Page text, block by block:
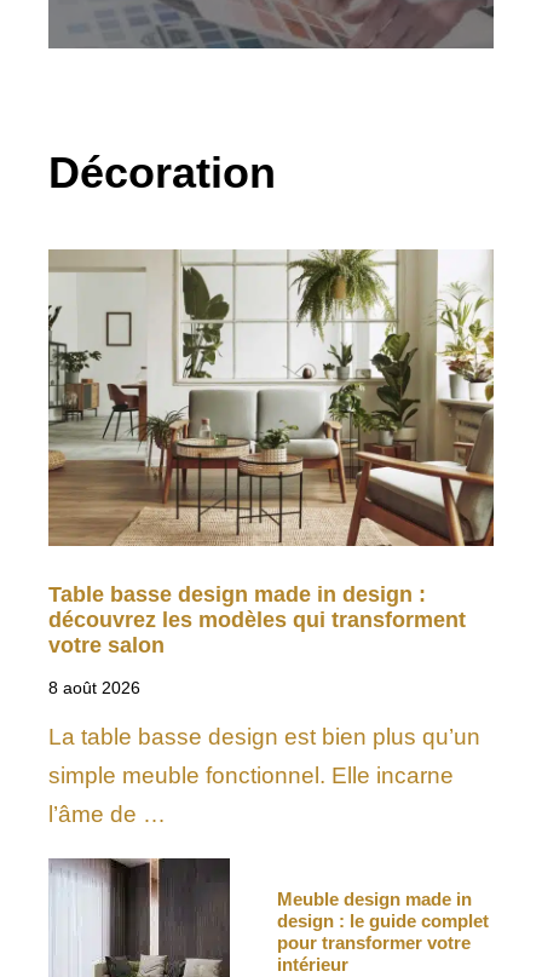
Décoration
Table basse design made in design :
découvrez les modèles qui transforment
votre salon
8 août 2026
La table basse design est bien plus qu’un
simple meuble fonctionnel. Elle incarne
l’âme de …
Meuble design made in
design : le guide complet
pour transformer votre
intérieur